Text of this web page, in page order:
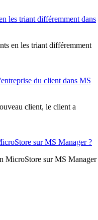
les triant différemment dans
en les triant différemment
du client dans MS
client, le client a
sur MS Manager ?
MicroStore sur MS Manager